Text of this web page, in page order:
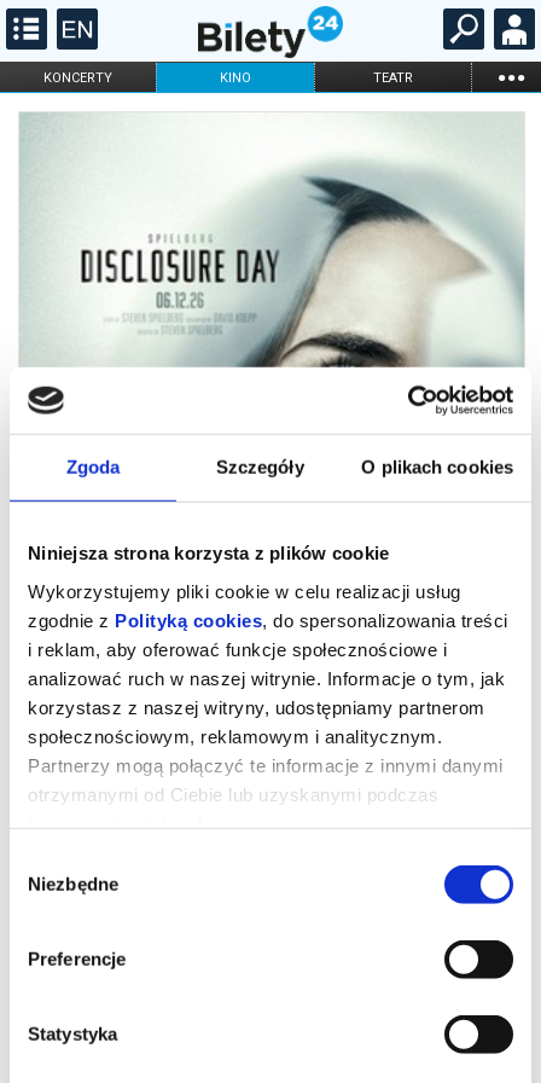
Zgoda Szczegóły O plikach cookies
Niniejsza strona korzysta z plików cookie
Wykorzystujemy pliki cookie w celu realizacji usług
zgodnie z Polityką cookies , do spersonalizowania treści
i reklam, aby oferować funkcje społecznościowe i
analizować ruch w naszej witrynie. Informacje o tym, jak
korzystasz z naszej witryny, udostępniamy partnerom
społecznościowym, reklamowym i analitycznym.
Partnerzy mogą połączyć te informacje z innymi danymi
otrzymanymi od Ciebie lub uzyskanymi podczas
zgody
Niezbędne
Preferencje
Statystyka
KONCERTY KINO TEATR ...
FILHARMONIA OPERA I BALET
Dzień objawienia
reż. Steven Spielberg | USA | 2026
pokazał i udowodnił, bałbyś się?